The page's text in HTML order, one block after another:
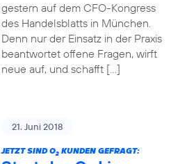
gestern auf dem CFO-Kongress
des Handelsblatts in München.
Denn nur der Einsatz in der Praxis
beantwortet offene Fragen, wirft
neue auf, und schafft […]
21. Juni 2018
JETZT SIND O2KUNDEN GEFRAGT: